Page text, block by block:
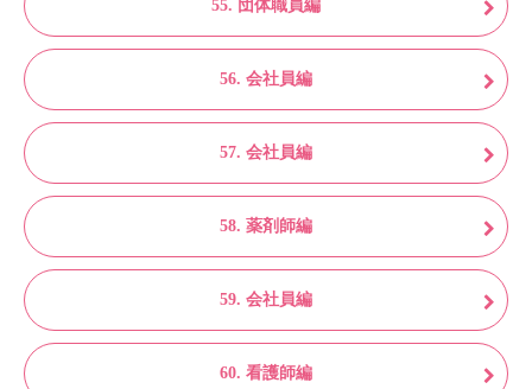
55. 団体職員編
56. 会社員編
57. 会社員編
58. 薬剤師編
59. 会社員編
60. 看護師編